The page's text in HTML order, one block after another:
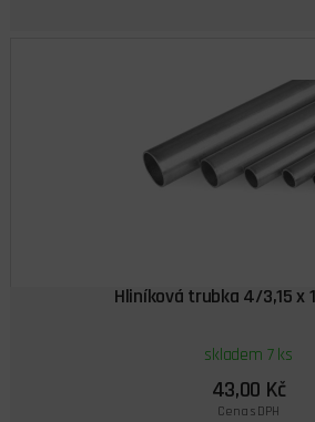
Hliníková trubka 4/3,15 x
skladem 7 ks
43,00 Kč
Cena s DPH